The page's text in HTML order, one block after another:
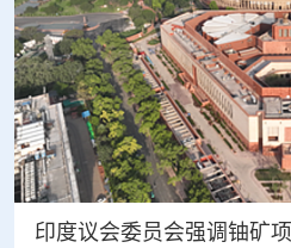
印度议会委员会强调铀矿